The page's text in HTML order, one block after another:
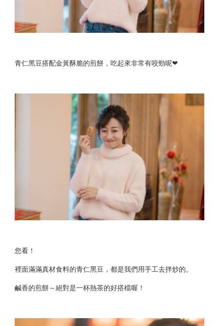
青仁黑豆搭配金黃酥脆的煎餅，吃起來非常有咬勁呢❤
您看！
裡面滿滿真材食料的青仁黑豆，都是我們用手工去拌炒的。
鹹香的煎餅～絕對是一杯熱茶的好搭檔喔！